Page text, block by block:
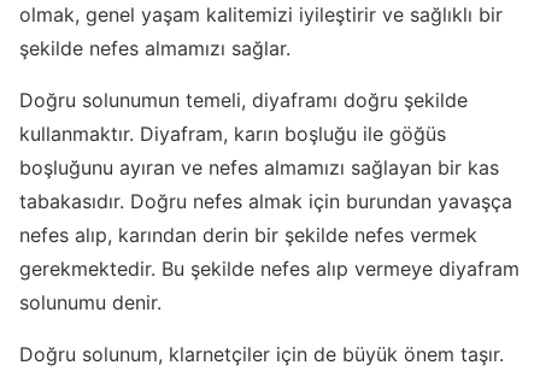
olmak, genel yaşam kalitemizi iyileştirir ve sağlıklı bir
şekilde nefes almamızı sağlar.
Doğru solunumun temeli, diyaframı doğru şekilde
kullanmaktır. Diyafram, karın boşluğu ile göğüs
boşluğunu ayıran ve nefes almamızı sağlayan bir kas
tabakasıdır. Doğru nefes almak için burundan yavaşça
nefes alıp, karından derin bir şekilde nefes vermek
gerekmektedir. Bu şekilde nefes alıp vermeye diyafram
solunumu denir.
Doğru solunum, klarnetçiler için de büyük önem taşır.